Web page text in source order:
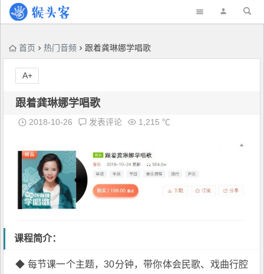
首页 热门音频 跟着龚琳娜学唱歌
跟着龚琳娜学唱歌
2018-10-26 发表评论 1,215 ℃
课程简介：
◆ 每节课一个主题，30分钟，带你体会民歌、戏曲行腔
A+